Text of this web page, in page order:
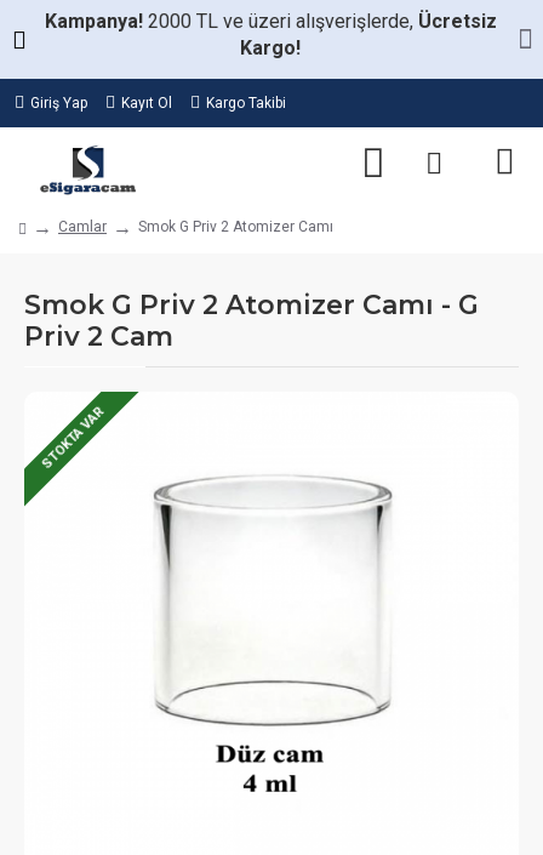
Kampanya! 2000 TL ve üzeri alışverişlerde, Ücretsiz
Kargo!
Giriş Yap Kayıt Ol Kargo Takibi
Camlar Smok G Priv 2 Atomizer Camı
Smok G Priv 2 Atomizer Camı - G
Priv 2 Cam
STOKTA VAR